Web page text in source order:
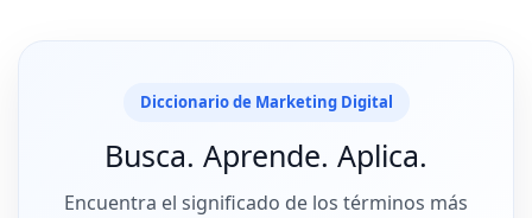
Diccionario de Marketing Digital
Busca. Aprende. Aplica.
Encuentra el significado de los términos más